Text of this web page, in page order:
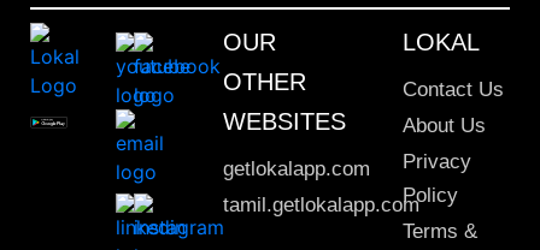
OUR
OTHER
WEBSITES
getlokalapp.com
tamil.getlokalapp.com
LOKAL
Contact Us
About Us
Privacy
Policy
Terms &